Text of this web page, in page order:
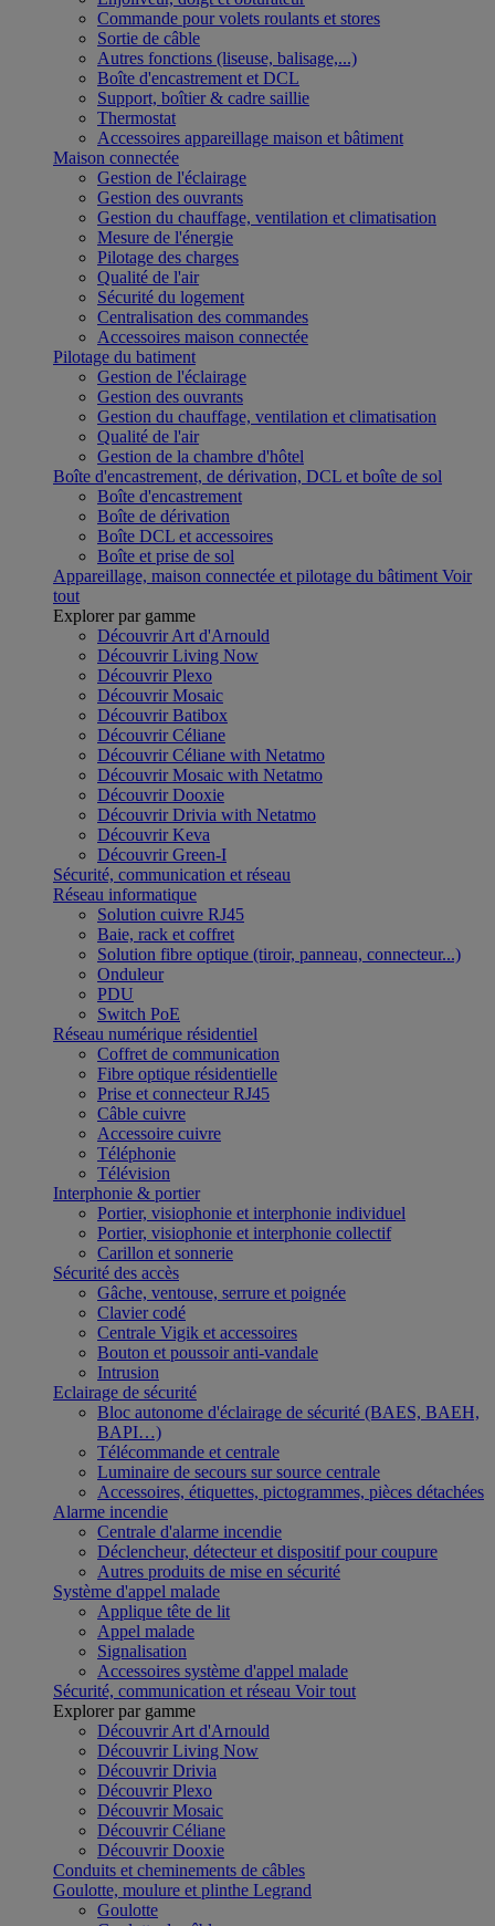
Commande pour volets roulants et stores
Sortie de câble
Autres fonctions (liseuse, balisage,...)
Boîte d'encastrement et DCL
Support, boîtier & cadre saillie
Thermostat
Accessoires appareillage maison et bâtiment
Maison connectée
Gestion de l'éclairage
Gestion des ouvrants
Gestion du chauffage, ventilation et climatisation
Mesure de l'énergie
Pilotage des charges
Qualité de l'air
Sécurité du logement
Centralisation des commandes
Accessoires maison connectée
Pilotage du batiment
Gestion de l'éclairage
Gestion des ouvrants
Gestion du chauffage, ventilation et climatisation
Qualité de l'air
Gestion de la chambre d'hôtel
Boîte d'encastrement, de dérivation, DCL et boîte de sol
Boîte d'encastrement
Boîte de dérivation
Boîte DCL et accessoires
Boîte et prise de sol
Appareillage, maison connectée et pilotage du bâtiment Voir
tout
Explorer par gamme
Découvrir Art d'Arnould
Découvrir Living Now
Découvrir Plexo
Découvrir Mosaic
Découvrir Batibox
Découvrir Céliane
Découvrir Céliane with Netatmo
Découvrir Mosaic with Netatmo
Découvrir Dooxie
Découvrir Drivia with Netatmo
Découvrir Keva
Découvrir Green-I
Sécurité, communication et réseau
Réseau informatique
Solution cuivre RJ45
Baie, rack et coffret
Solution fibre optique (tiroir, panneau, connecteur...)
Onduleur
PDU
Switch PoE
Réseau numérique résidentiel
Coffret de communication
Fibre optique résidentielle
Prise et connecteur RJ45
Câble cuivre
Accessoire cuivre
Téléphonie
Télévision
Interphonie & portier
Portier, visiophonie et interphonie individuel
Portier, visiophonie et interphonie collectif
Carillon et sonnerie
Sécurité des accès
Gâche, ventouse, serrure et poignée
Clavier codé
Centrale Vigik et accessoires
Bouton et poussoir anti-vandale
Intrusion
Eclairage de sécurité
Bloc autonome d'éclairage de sécurité (BAES, BAEH,
BAPI…)
Télécommande et centrale
Luminaire de secours sur source centrale
Accessoires, étiquettes, pictogrammes, pièces détachées
Alarme incendie
Centrale d'alarme incendie
Déclencheur, détecteur et dispositif pour coupure
Autres produits de mise en sécurité
Système d'appel malade
Applique tête de lit
Appel malade
Signalisation
Accessoires système d'appel malade
Sécurité, communication et réseau Voir tout
Explorer par gamme
Découvrir Art d'Arnould
Découvrir Living Now
Découvrir Drivia
Découvrir Plexo
Découvrir Mosaic
Découvrir Céliane
Découvrir Dooxie
Conduits et cheminements de câbles
Goulotte, moulure et plinthe Legrand
Goulotte